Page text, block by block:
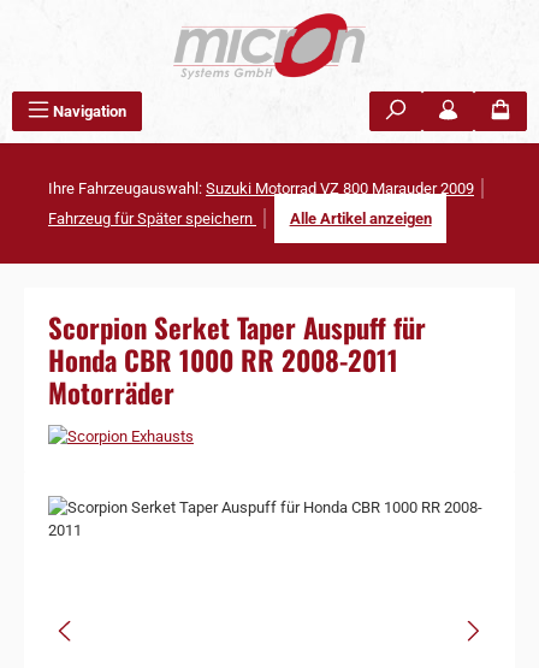
Navigation
Ihre Fahrzeugauswahl: Suzuki Motorrad VZ 800 Marauder 2009
Fahrzeug für Später speichern
Alle Artikel anzeigen
Scorpion Serket Taper Auspuff für
Honda CBR 1000 RR 2008-2011
Motorräder
Bildergalerie überspringen